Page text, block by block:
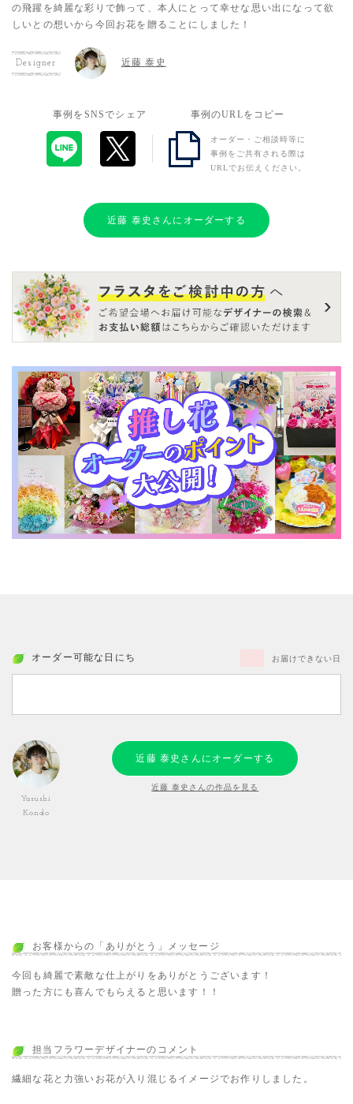
の飛躍を綺麗な彩りで飾って、本人にとって幸せな思い出になって欲
しいとの想いから今回お花を贈ることにしました！
Designer 近藤 泰史
事例をSNSでシェア 事例のURLをコピー
オーダー・ご相談時等に
事例をご共有される際は
URLでお伝えください。
近藤 泰史さんにオーダーする
オーダー可能な日にち お届けできない日
Yasushi
Kondo
近藤 泰史さんにオーダーする
近藤 泰史さんの作品を見る
お客様からの「ありがとう」メッセージ
今回も綺麗で素敵な仕上がりをありがとうございます！
贈った方にも喜んでもらえると思います！！
担当フラワーデザイナーのコメント
繊細な花と力強いお花が入り混じるイメージでお作りしました。